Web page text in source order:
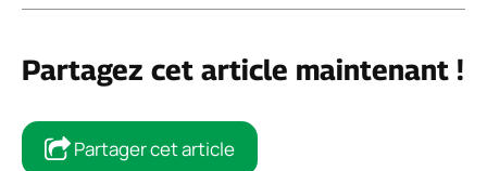
Partagez cet article maintenant !
Partager cet article